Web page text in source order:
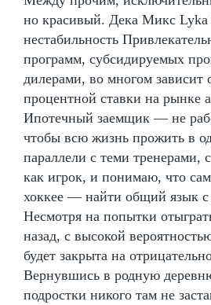
но красивый. Дека Микс Lyka
нестабильность
программ, субсидируемых
дилерами, во многом зависит
процентной ставки на рынке
Ипотечный заемщик — не
чтобы всю жизнь прожить в
параллели с теми тренерами,
как игрок, и понимаю, что
хоккее — найти общий язык с
Несмотря на попытки
назад, с высокой
будет закрыта на
Вернувшись в родную
подростки никого там не